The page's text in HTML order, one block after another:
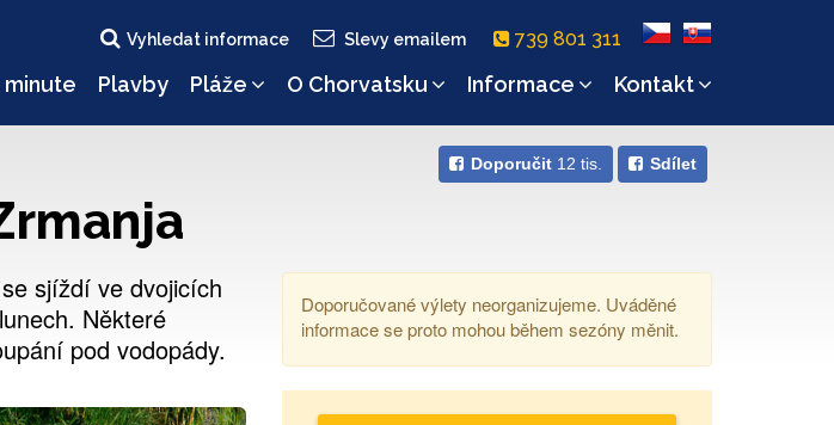
Vyhledat informace Slevy emailem 739 801 311
minute Plavby Pláže O Chorvatsku Informace Kontakt
Doporučit 12 tis. Sdílet
sjíždí ve dvojicích
Některé
pod vodopády.
Doporučované výlety neorganizujeme. Uváděné
informace se proto mohou během sezóny měnit.